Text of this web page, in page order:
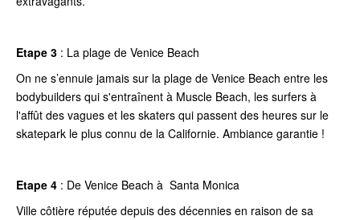
Etape 3 : La plage de Venice Beach
On ne s’ennuie jamais sur la plage de Venice Beach entre les
bodybuilders qui s'entraînent à Muscle Beach, les surfers à
l'affût des vagues et les skaters qui passent des heures sur le
skatepark le plus connu de la Californie. Ambiance garantie !
Etape 4 : De Venice Beach à Santa Monica
Ville côtière réputée depuis des décennies en raison de sa